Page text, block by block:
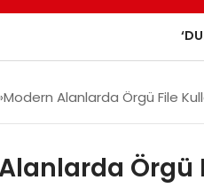
Modern Alanlarda Örgü File
Örgü